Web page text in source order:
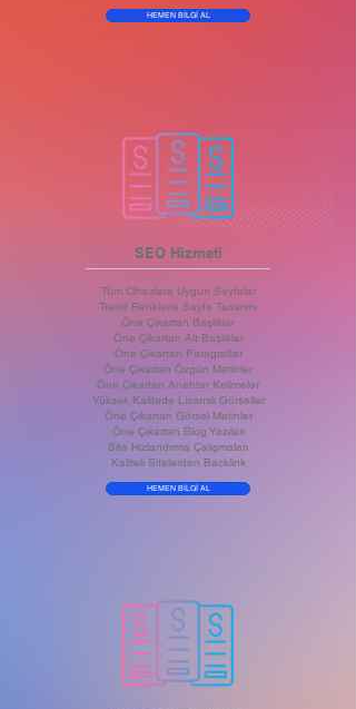
HEMEN BİLGİ AL
SEO Hizmeti
Tüm Cihazlara Uygun Sayfalar
Trend Renklerle Sayfa Tasarımı
Öne Çıkartan Başlıklar
Öne Çıkartan Alt Başlıklar
Öne Çıkartan Paragraflar
Öne Çıkartan Özgün Metinler
Öne Çıkartan Anahtar Kelimeler
Yüksek Kalitede Lisanslı Görseller
Öne Çıkartan Görsel Metinler
Öne Çıkartan Blog Yazıları
Site Hızlandırma Çalışmaları
Kaliteli Sitelerden Backlink
HEMEN BİLGİ AL